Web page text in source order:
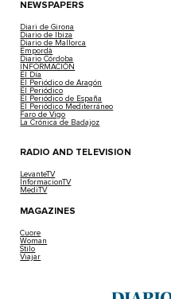
NEWSPAPERS
Diari de Girona
Diario de Ibiza
Diario de Mallorca
Empordà
Diario Córdoba
INFORMACIÓN
El Día
El Periódico de Aragón
El Periódico
El Periódico de España
El Periódico Mediterráneo
Faro de Vigo
La Crónica de Badajoz
RADIO AND TELEVISION
LevanteTV
InformacionTV
MediTV
MAGAZINES
Cuore
Woman
Stilo
Viajar